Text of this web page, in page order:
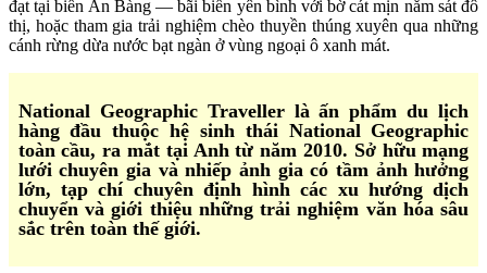
đạt tại biển An Bàng — bãi biển yên bình với bờ cát mịn nằm sát đô
thị, hoặc tham gia trải nghiệm chèo thuyền thúng xuyên qua những
cánh rừng dừa nước bạt ngàn ở vùng ngoại ô xanh mát.
National Geographic Traveller là ấn phẩm du lịch
hàng đầu thuộc hệ sinh thái National Geographic
toàn cầu, ra mắt tại Anh từ năm 2010. Sở hữu mạng
lưới chuyên gia và nhiếp ảnh gia có tầm ảnh hưởng
lớn, tạp chí chuyên định hình các xu hướng dịch
chuyển và giới thiệu những trải nghiệm văn hóa sâu
sắc trên toàn thế giới.